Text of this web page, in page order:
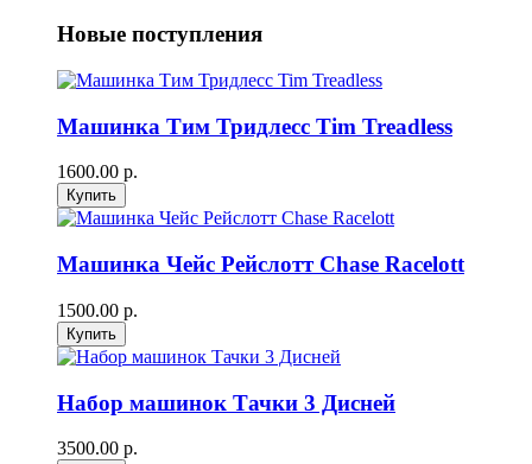
Новые поступления
Машинка Тим Тридлесс Tim Treadless
1600.00 р.
Машинка Чейс Рейслотт Chase Racelott
1500.00 р.
Набор машинок Тачки 3 Дисней
3500.00 р.